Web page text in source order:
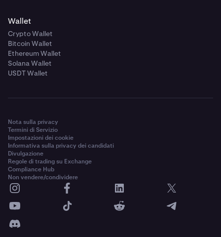
Wallet
Crypto Wallet
Bitcoin Wallet
Ethereum Wallet
Solana Wallet
USDT Wallet
Nota sulla privacy
Termini di Servizio
Impostazioni dei cookie
Informativa sulla privacy dei candidati
Divulgazione
Regole di trading su Exchange
Compliance Hub
Non vendere/condividere